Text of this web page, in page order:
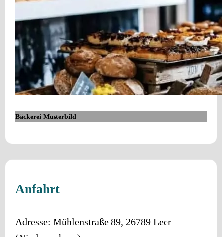
Bäckerei Musterbild
Anfahrt
Adresse: Mühlenstraße 89, 26789 Leer